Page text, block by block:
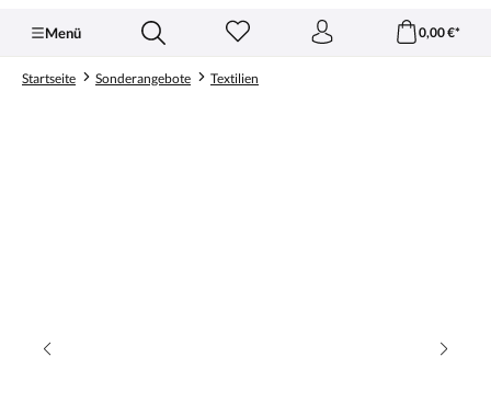
Menü 0,00 €*
Startseite Sonderangebote Textilien